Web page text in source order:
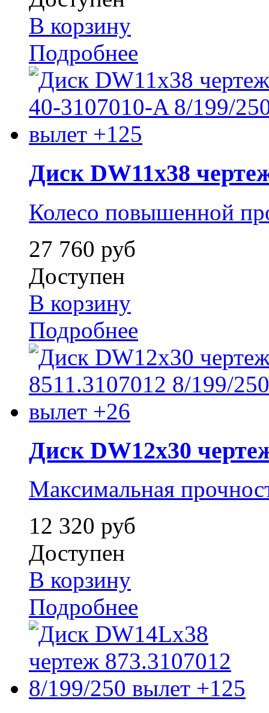
В корзину
Подробнее
Диск DW11x38
Колесо повышенной
27 760 руб
Доступен
В корзину
Подробнее
Диск DW12x30
Максимальная
12 320 руб
Доступен
В корзину
Подробнее